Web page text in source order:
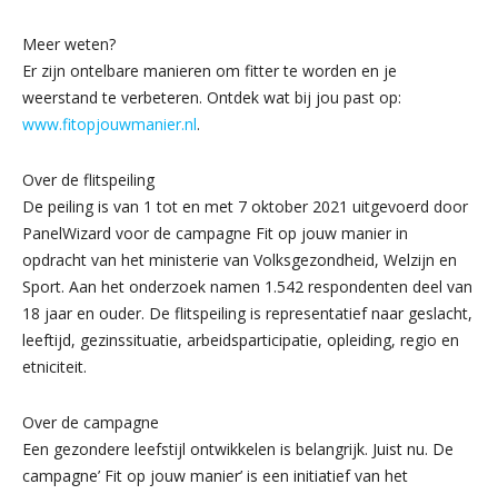
Meer weten?
Er zijn ontelbare manieren om fitter te worden en je
weerstand te verbeteren. Ontdek wat bij jou past op:
www.fitopjouwmanier.nl.
Over de flitspeiling
De peiling is van 1 tot en met 7 oktober 2021 uitgevoerd door
PanelWizard voor de campagne Fit op jouw manier in
opdracht van het ministerie van Volksgezondheid, Welzijn en
Sport. Aan het onderzoek namen 1.542 respondenten deel van
18 jaar en ouder. De flitspeiling is representatief naar geslacht,
leeftijd, gezinssituatie, arbeidsparticipatie, opleiding, regio en
etniciteit.
Over de campagne
Een gezondere leefstijl ontwikkelen is belangrijk. Juist nu. De
campagne’ Fit op jouw manier’ is een initiatief van het